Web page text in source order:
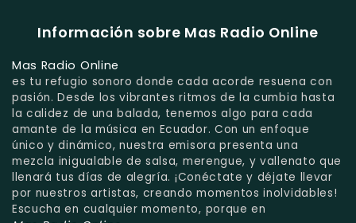
Información sobre Mas Radio Online
Mas Radio Online
es tu refugio sonoro donde cada acorde resuena con
pasión. Desde los vibrantes ritmos de la cumbia hasta
la calidez de una balada, tenemos algo para cada
amante de la música en Ecuador. Con un enfoque
único y dinámico, nuestra emisora presenta una
mezcla inigualable de salsa, merengue, y vallenato que
llenará tus días de alegría. ¡Conéctate y déjate llevar
por nuestros artistas, creando momentos inolvidables!
Escucha en cualquier momento, porque en